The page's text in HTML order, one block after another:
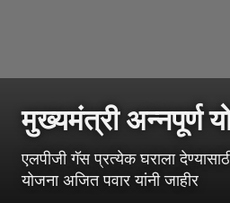
मुख्यमंत्री अन्नपूर्ण
एलपीजी गॅस प्रत्येक घराला
योजना अजित पवार यांनी जाहीर